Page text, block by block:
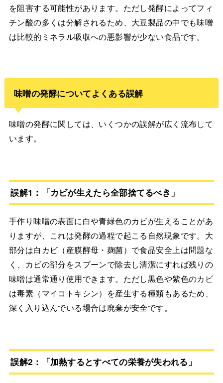
を阻害する可能性があります。ただし発酵によってフィ
チン酸の多くは分解されるため、大豆製品の中でも味噌
は比較的ミネラル吸収への悪影響が少ない食品です。
味噌の発酵についてよくある誤解
味噌の発酵に関しては、いくつかの誤解が広く流布して
います。
誤解1：「カビが生えたら全部捨てるべき」
手作り味噌の表面に白や青緑色のカビが生えることがあ
りますが、これは発酵の過程で起こる自然現象です。大
部分は白カビ（産膜酵母・麹菌）で食品安全上は問題な
く、カビの部分をスプーンで除去し清潔にすれば残りの
味噌は通常通り使用できます。ただし黒色や紫色のカビ
は毒素（マイコトキシン）を産生する種類もあるため、
深く入り込んでいる場合は廃棄が安全です。
誤解2：「加熱するとすべての栄養が失われる」